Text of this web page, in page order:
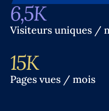
6,5K
Visiteurs uniques /
15K
Pages vues / mois